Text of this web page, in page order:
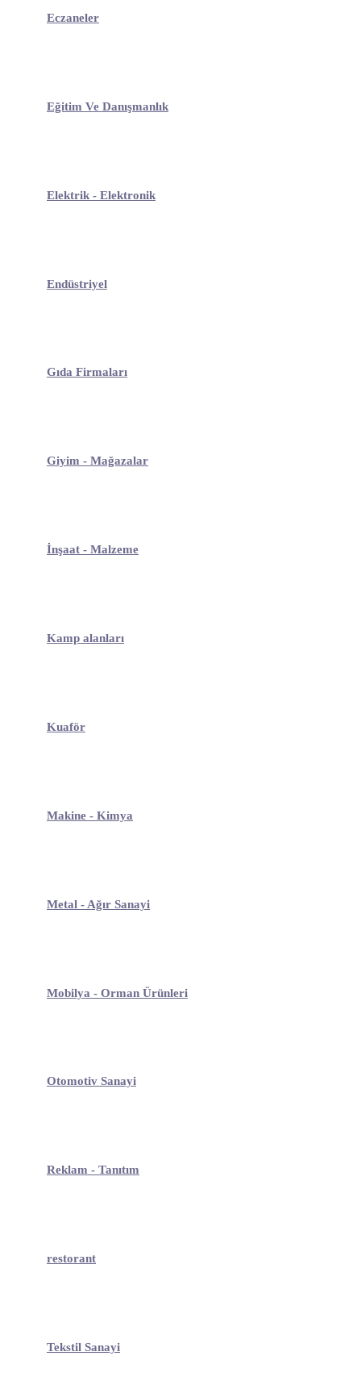
Eczaneler
Eğitim Ve Danışmanlık
Elektrik - Elektronik
Endüstriyel
Gıda Firmaları
Giyim - Mağazalar
İnşaat - Malzeme
Kamp alanları
Kuaför
Makine - Kimya
Metal - Ağır Sanayi
Mobilya - Orman Ürünleri
Otomotiv Sanayi
Reklam - Tanıtım
restorant
Tekstil Sanayi